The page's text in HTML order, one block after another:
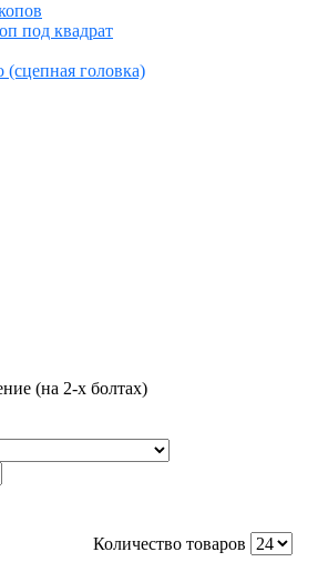
под квадрат
(сцепная головка)
(на 2-х болтах)
Количество товаров